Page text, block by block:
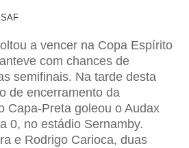
a vencer na Copa Espírito
com chances de
semifinais. Na tarde desta
de encerramento da
Capa-Preta goleou o Audax
0, no estádio Sernamby.
e Rodrigo Carioca, duas